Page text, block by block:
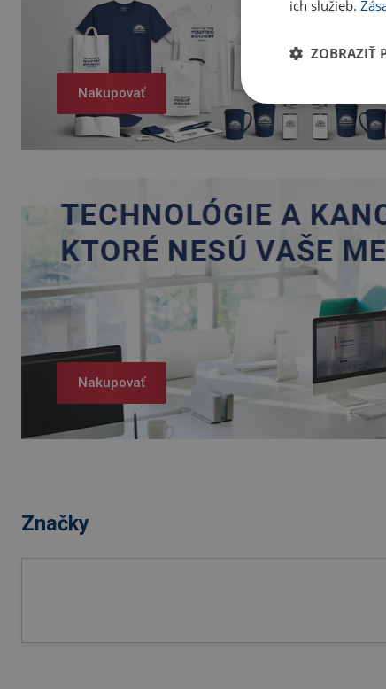
Nakupovať
Nakupovať
Značky
ich služieb.
ZOBRAZIŤ